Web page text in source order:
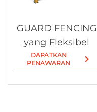
GUARD FENCING
yang Fleksibel
DAPATKAN
PENAWARAN